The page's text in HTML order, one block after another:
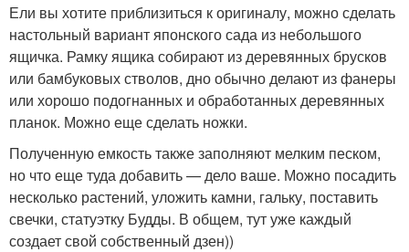
Ели вы хотите приблизиться к оригиналу, можно сделать
настольный вариант японского сада из небольшого
ящичка. Рамку ящика собирают из деревянных брусков
или бамбуковых стволов, дно обычно делают из фанеры
или хорошо подогнанных и обработанных деревянных
планок. Можно еще сделать ножки.
Полученную емкость также заполняют мелким песком,
но что еще туда добавить — дело ваше. Можно посадить
несколько растений, уложить камни, гальку, поставить
свечки, статуэтку Будды. В общем, тут уже каждый
создает свой собственный дзен))